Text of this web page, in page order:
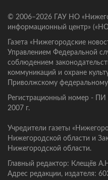
© 2006–2026 ГАУ НО
информационный центр»
Газета «Нижегородские
Управлением Федеральной
соблюдением
коммуникаций и охране
Приволжскому федеральному
Регистрационный номер -
2007 г.
Учредители газеты
Нижегородской области и
Нижегородской области.
Главный редактор: Клещёв
Адрес редакции, издателя: